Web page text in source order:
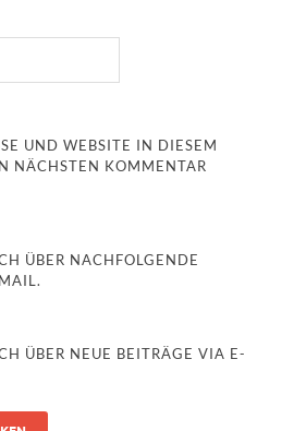
UND WEBSITE IN DIESEM
NÄCHSTEN KOMMENTAR
ÜBER NACHFOLGENDE
ÜBER NEUE BEITRÄGE VIA E-